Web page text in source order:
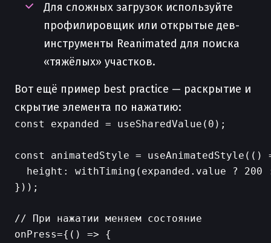
Для сложных загрузок используйте
профилировщик или открытые дев-
инструменты Reanimated для поиска
«тяжёлых» участков.
Вот ещё пример best practice — раскрытие и
скрытие элемента по нажатию:
const expanded = useSharedValue(0);
const animatedStyle = useAnimatedStyle(()
height: withTiming(expanded.value ? 200
}));
// При нажатии меняем состояние
onPress={() => {